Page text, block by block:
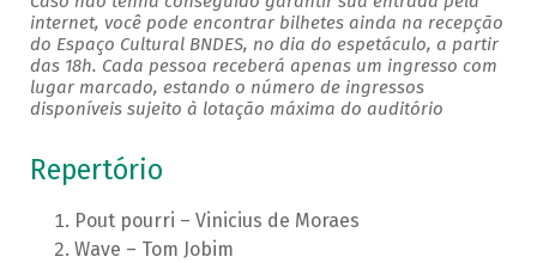
internet, você pode encontrar bilhetes ainda na recepção
do Espaço Cultural BNDES, no dia do espetáculo, a partir
das 18h. Cada pessoa receberá apenas um ingresso com
lugar marcado, estando o número de ingressos
disponíveis sujeito à lotação máxima do auditório
Repertório
Pout pourri – Vinicius de Moraes
Wave – Tom Jobim